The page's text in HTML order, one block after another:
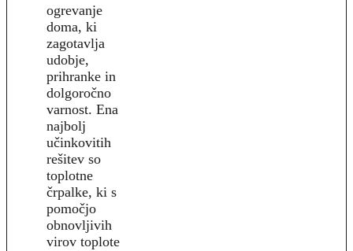
ogrevanje
doma, ki
zagotavlja
udobje,
prihranke in
dolgoročno
varnost. Ena
najbolj
učinkovitih
rešitev so
toplotne
črpalke, ki s
pomočjo
obnovljivih
virov toplote